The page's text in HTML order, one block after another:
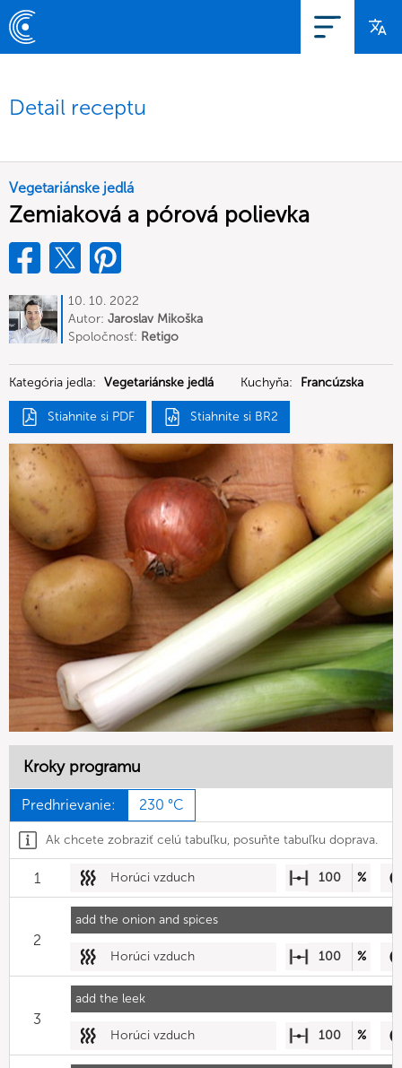
Detail receptu
Vegetariánske jedlá
Zemiaková a pórová polievka
10. 10. 2022
Autor: Jaroslav Mikoška
Spoločnosť: Retigo
Kategória jedla: Vegetariánske jedlá Kuchyňa: Francúzska
Stiahnite si PDF Stiahnite si BR2
Kroky programu
Predhrievanie: 230 °C
Ak chcete zobraziť celú tabuľku, posuňte tabuľku doprava.
1 Horúci vzduch 100 %
add the onion and spices
2
Horúci vzduch 100 %
add the leek
3
Horúci vzduch 100 %